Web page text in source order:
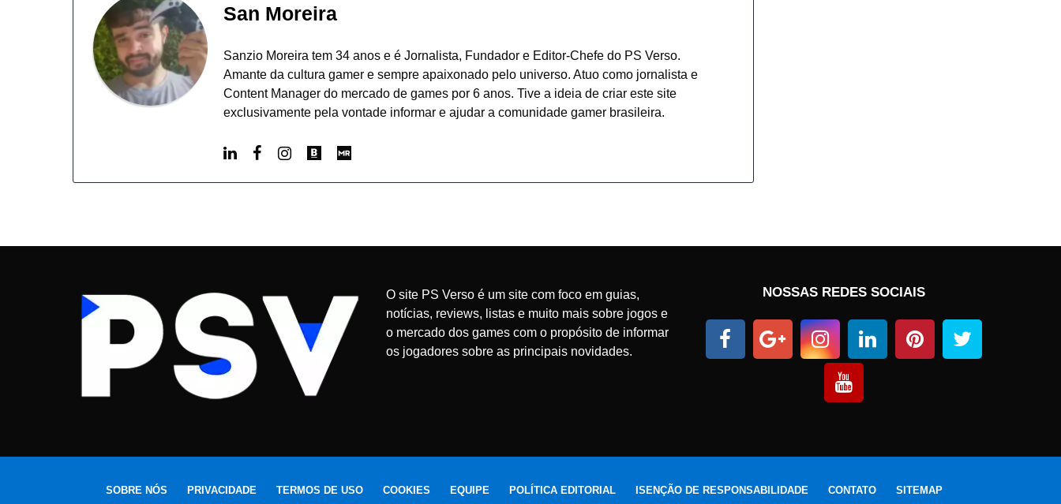
San Moreira
Sanzio Moreira tem 34 anos e é Jornalista, Fundador e Editor-Chefe do PS Verso.
Amante da cultura gamer e sempre apaixonado pelo universo. Atuo como jornalista e
Content Manager do mercado de games por 6 anos. Tive a ideia de criar este site
exclusivamente pela vontade informar e ajudar a comunidade gamer brasileira.
O site PS Verso é um site com foco em guias,
notícias, reviews, listas e muito mais sobre jogos e
o mercado dos games com o propósito de informar
os jogadores sobre as principais novidades.
NOSSAS REDES SOCIAIS
SOBRE NÓS PRIVACIDADE TERMOS DE USO COOKIES EQUIPE POLÍTICA EDITORIAL ISENÇÃO DE RESPONSABILIDADE CONTATO SITEMAP